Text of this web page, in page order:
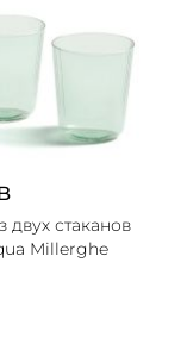
двух стаканов
Millerghe